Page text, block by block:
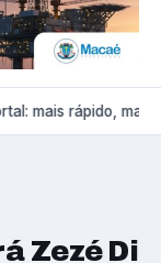
mais rápido, mais
Zezé Di